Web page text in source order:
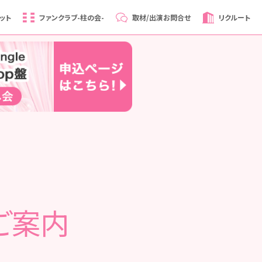
ト ファンクラブ-柱の会- 取材/出演お問合せ リクルート
案内